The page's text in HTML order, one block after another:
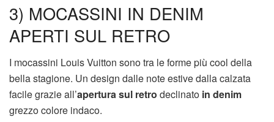
3) MOCASSINI IN DENIM
APERTI SUL RETRO
I mocassini Louis Vuitton sono tra le forme più cool della
bella stagione. Un design dalle note estive dalla calzata
facile grazie all’apertura sul retro declinato in denim
grezzo colore indaco.